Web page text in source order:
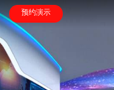
预约演示